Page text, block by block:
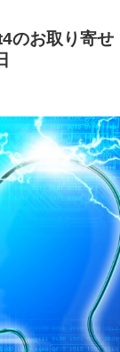
のお取り寄せ